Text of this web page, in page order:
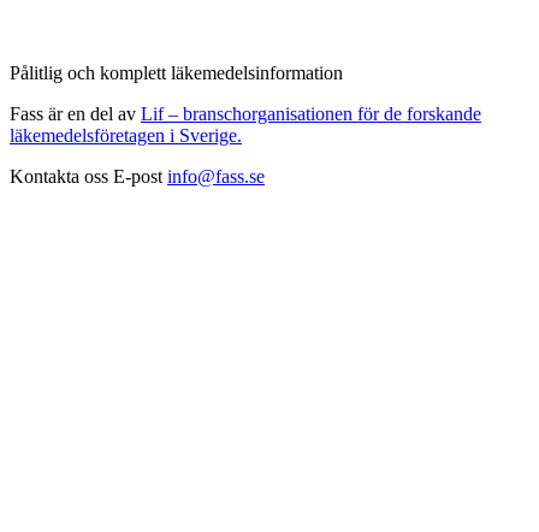
Pålitlig och komplett läkemedelsinformation
Fass är en del av Lif – branschorganisationen för de forskande
läkemedelsföretagen i Sverige.
Kontakta oss E-post info@fass.se